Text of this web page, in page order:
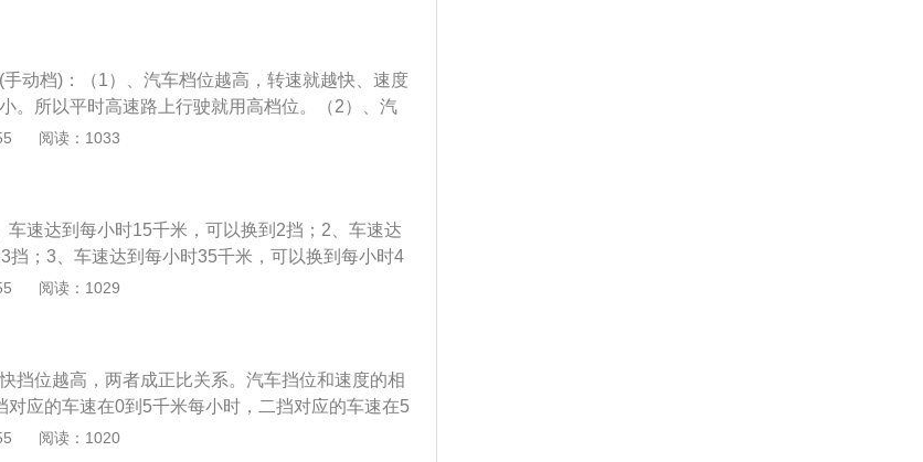
，就是说积聚在汽缸内的燃料越多，燃烧后产物
力也就越大，自然扭矩也就大了。由此可见发动机
不是正比的。
是一些大排量高功率的发动机，可以在3000r/min
动档)：（1）、汽车档位越高，转速就越快、速度
。所以平时高速路上行驶就用高档位。（2）、汽
也就越慢，而且它的扭力就越大。所以车辆起步必
档用于中速行驶；4档、5档用于车辆高速行驶。
调头用，所以倒档转速也慢、扭力也大。因此，汽
关系都是关联的，也并不是所有的车都要规定在某
格地说是在相应的行驶状态下换相应的挡位。在合
，否则就会拖档或引起发动机剧烈抖动以至于最后
采用自动变速器（AT）调节车速的汽车一般称为自
器的控制系统根据发动机的转速和负荷自动选择合
观判断时机和换档操作。自动档汽车通常采用液力
，不足以推动汽车前进。当操纵手柄放入前进档，
阅读：1033
车速达到每小时15千米，可以换到2挡；2、车速达
挡；3、车速达到每小时35千米，可以换到每小时4
米，可以换到5挡。降挡时遵循减速降挡原则，先减
度与挡位不匹配，出现高速抵挡或低速高挡等现
给发动机和变速器带来损坏，对车辆造成不可逆的
保持挡位和速度相匹配。
阅读：1029
挡位越高，两者成正比关系。汽车挡位和速度的相
对应的车速在0到5千米每小时，二挡对应的车速在5
车速在20到40千米每小时，四挡对应的车速在40到
阅读：1020